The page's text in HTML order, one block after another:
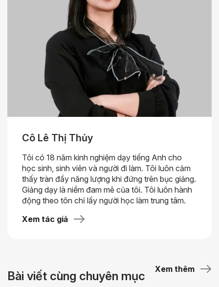
Cô Lê Thị Thủy
Tôi có 18 năm kinh nghiệm dạy tiếng Anh cho
học sinh, sinh viên và người đi làm. Tôi luôn cảm
thấy tràn đầy năng lượng khi đứng trên bục giảng.
Giảng dạy là niềm đam mê của tôi. Tôi luôn hành
động theo tôn chỉ lấy người học làm trung tâm.
Xem tác giả
Bài viết cùng chuyên mục
Xem thêm